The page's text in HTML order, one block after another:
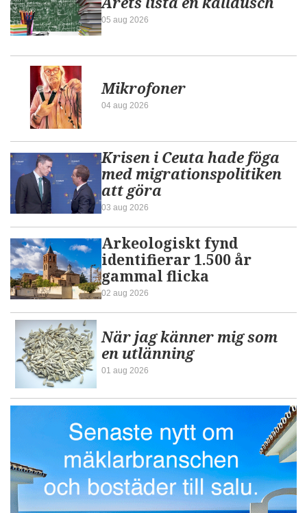
05 aug 2026
Mikrofoner
04 aug 2026
Krisen i Ceuta hade föga
med migrationspolitiken
att göra
03 aug 2026
Arkeologiskt fynd
identifierar 1.500 år
gammal flicka
02 aug 2026
När jag känner mig som
en utlänning
01 aug 2026